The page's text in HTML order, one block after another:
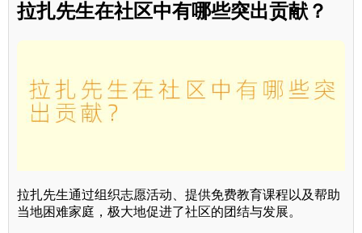
拉扎先生在社区中有哪些突出贡献？
拉扎先生通过组织志愿活动、提供免费教育课程以及帮助
当地困难家庭，极大地促进了社区的团结与发展。